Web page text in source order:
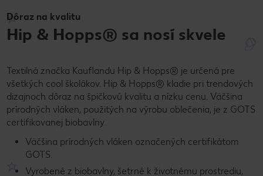
Dôraz na kvalitu
Hip & Hopps® sa nosí skvele
Textilná značka Kauflandu Hip & Hopps® je určená pre
všetkých cool školákov. Hip & Hopps® kladie pri trendových
dizajnoch dôraz na špičkovú kvalitu a nízku cenu. Väčšina
prírodných vláken, použitých na výrobu oblečenia, je z GOTS
certifikovanej biobavlny.
Väčšina prírodných vláken označených certifikátom
GOTS.
Vyrobené z biobavlny, šetrné k životnému prostrediu,